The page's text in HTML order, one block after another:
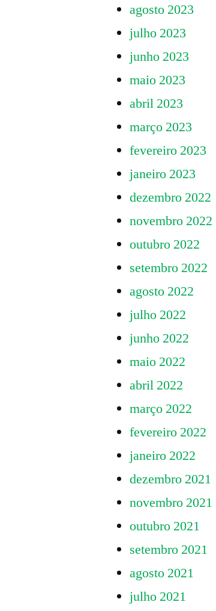
agosto 2023
julho 2023
junho 2023
maio 2023
abril 2023
março 2023
fevereiro 2023
janeiro 2023
dezembro 2022
novembro 2022
outubro 2022
setembro 2022
agosto 2022
julho 2022
junho 2022
maio 2022
abril 2022
março 2022
fevereiro 2022
janeiro 2022
dezembro 2021
novembro 2021
outubro 2021
setembro 2021
agosto 2021
julho 2021